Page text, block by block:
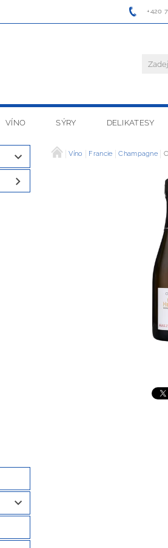
+420
VÍNO SÝRY DELIKATESY
Víno Francie Champagne